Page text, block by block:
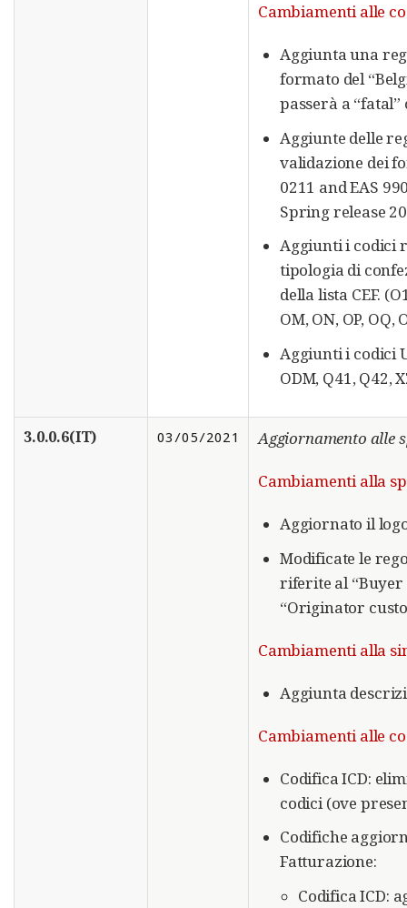
Cambiamenti alle
Aggiunta una
formato del
passerà a
Aggiunte delle
validazione dei
0211 and EAS
Spring release
Aggiunti i codici
tipologia di
della lista CEF.
OM, ON, OP, OQ,
Aggiunti i codici
ODM, Q41, Q42,
3.0.0.6(IT) 03/05/2021 Aggiornamento alle
Cambiamenti alla
Aggiornato il
Modificate le
riferite al “Buyer
“Originator
Cambiamenti alla
Aggiunta
Cambiamenti alle
Codifica ICD:
codici (ove
Codifiche
Fatturazione:
Codifica ICD: